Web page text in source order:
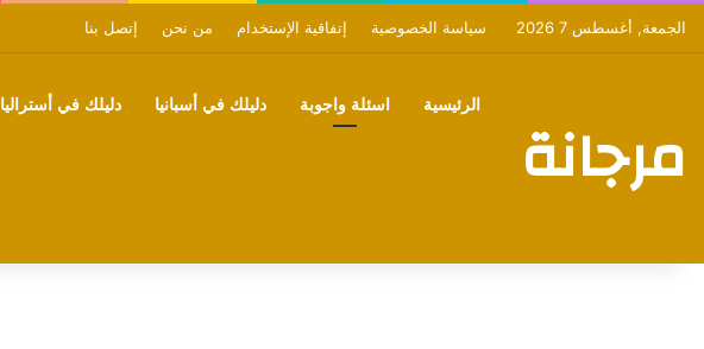
الجمعة, أغسطس 7 2026 سياسة الخصوصية إتفاقية الإستخدام من نحن إتصل بنا
مرجانة الرئيسية اسئلة واجوبة دليلك في أسبانيا دليلك في أستراليا